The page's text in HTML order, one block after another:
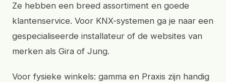
Ze hebben een breed assortiment en goede
klantenservice. Voor KNX-systemen ga je naar een
gespecialiseerde installateur of de websites van
merken als Gira of Jung.
Voor fysieke winkels: gamma en Praxis zijn handig